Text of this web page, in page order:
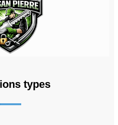
types